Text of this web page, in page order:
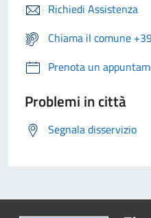
Richiedi Assistenza
Chiama il comune
Prenota un
Problemi in città
Segnala disservizio